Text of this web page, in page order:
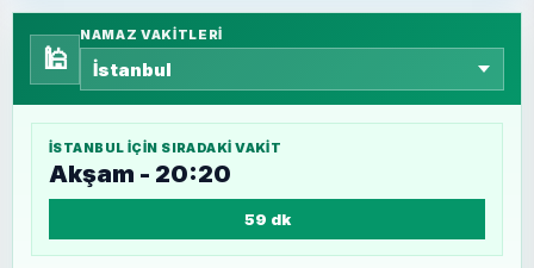
🕌
NAMAZ VAKITLERI
İSTANBUL IÇIN SIRADAKI VAKIT
Akşam - 20:20
59 dk